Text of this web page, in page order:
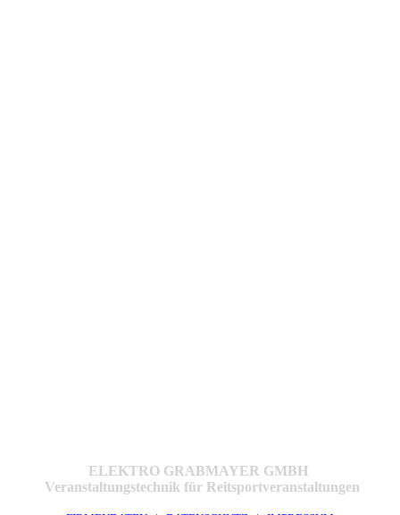
ELEKTRO GRABMAYER GMBH
Veranstaltungstechnik für Reitsportveranstaltungen